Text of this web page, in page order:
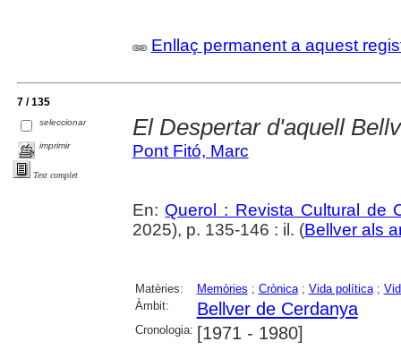
Enllaç permanent a aquest
7 / 135
seleccionar
imprimir
Text complet
El Despertar d'aquell
Pont Fitó, Marc
En: Querol : Revista Cultural de
2025), p. 135-146 : il. (Bellver als
Matèries: Memòries ; Crònica; Vida política;
Àmbit:
Bellver de Cerdanya
Cronologia: [1971 - 1980]